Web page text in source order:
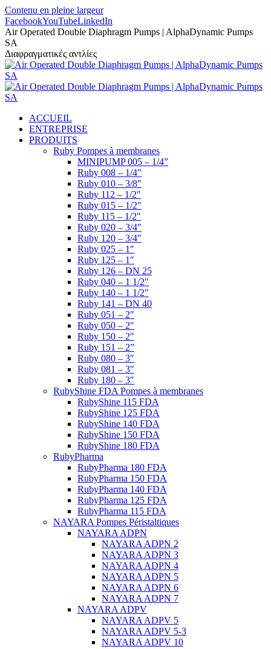
Contenu en pleine largeur
FacebookYouTubeLinkedIn
Air Operated Double Diaphragm Pumps | AlphaDynamic Pumps
SA
Διαφραγματικές αντλίες
ACCUEIL
ENTREPRISE
PRODUITS
Ruby Pompes à membranes
MINIPUMP 005 – 1/4”
Ruby 008 – 1/4”
Ruby 010 – 3/8″
Ruby 112 – 1/2″
Ruby 015 – 1/2″
Ruby 115 – 1/2″
Ruby 020 – 3/4″
Ruby 120 – 3/4″
Ruby 025 – 1″
Ruby 125 – 1″
Ruby 126 – DN 25
Ruby 040 – 1 1/2″
Ruby 140 – 1 1/2″
Ruby 141 – DN 40
Ruby 051 – 2″
Ruby 050 – 2″
Ruby 150 – 2″
Ruby 151 – 2”
Ruby 080 – 3″
Ruby 081 – 3″
Ruby 180 – 3″
RubyShine FDA Pompes à membranes
RubyShine 115 FDA
RubyShine 125 FDA
RubyShine 140 FDA
RubyShine 150 FDA
RubyShine 180 FDA
RubyPharma
RubyPharma 180 FDA
RubyPharma 150 FDA
RubyPharma 140 FDA
RubyPharma 125 FDA
RubyPharma 115 FDA
NAYARA Pompes Péristaltiques
NAYARA ADPN
NAYARA ADPN 2
NAYARA ADPN 3
NAYARA ADPN 4
NAYARA ADPN 5
NAYARA ADPN 6
NAYARA ADPN 7
NAYARA ADPV
NAYARA ADPV 5
NAYARA ADPV 5-3
NAYARA ADPV 10